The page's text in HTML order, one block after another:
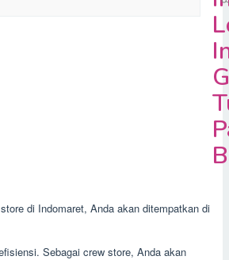
di Indomaret, Anda akan ditempatkan di
Sebagai crew store, Anda akan